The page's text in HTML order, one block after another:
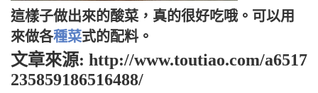
這樣子做出來的酸菜，真的很好吃哦。可以用
來做各種菜式的配料。
文章來源: http://www.toutiao.com/a6517
235859186516488/